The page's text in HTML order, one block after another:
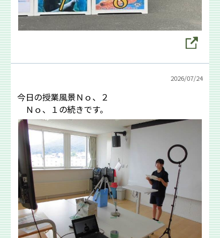
2026/07/24
今日の授業風景Ｎｏ、２
Ｎｏ、１の続きです。